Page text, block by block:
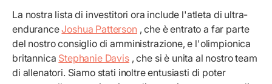
La nostra lista di investitori ora include l'atleta di ultra-
enduranceJoshua Patterson , che è entrato a far parte
del nostro consiglio di amministrazione, e l'olimpionica
britannica Stephanie Davis, che si è unita al nostro team
di allenatori. Siamo stati inoltre entusiasti di poter